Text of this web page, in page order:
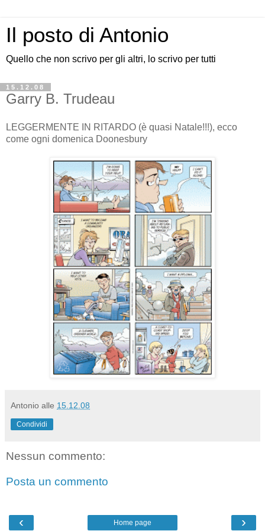
Il posto di Antonio
Quello che non scrivo per gli altri, lo scrivo per tutti
15.12.08
Garry B. Trudeau
LEGGERMENTE IN RITARDO (è quasi Natale!!!), ecco
come ogni domenica Doonesbury
Antonio alle 15.12.08
Condividi
Nessun commento:
Posta un commento
‹ ›
Home page